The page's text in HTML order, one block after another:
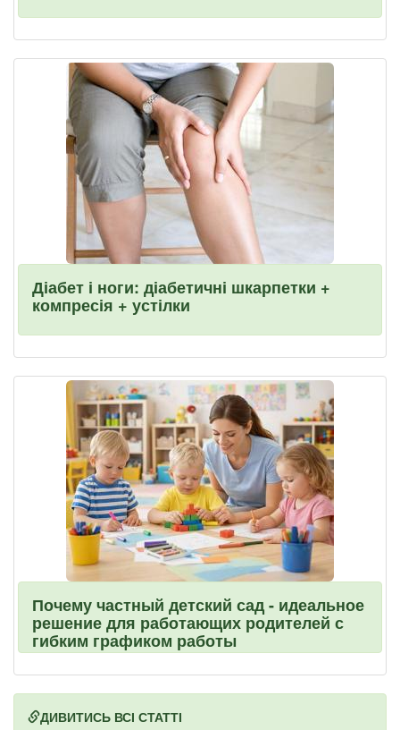
Діабет і ноги: діабетичні шкарпетки +
компресія + устілки
Почему частный детский сад - идеальное
решение для работающих родителей с
гибким графиком работы
ДИВИТИСЬ ВСІ СТАТТІ